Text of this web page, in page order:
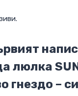
люлка
гнездо –